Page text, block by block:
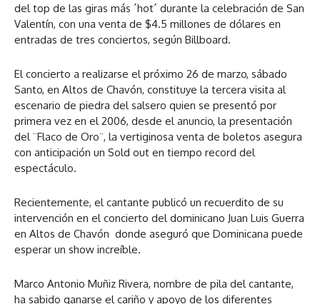
del top de las giras más ´hot´ durante la celebración de San
Valentín, con una venta de $4.5 millones de dólares en
entradas de tres conciertos, según Billboard.
El concierto a realizarse el próximo 26 de marzo, sábado
Santo, en Altos de Chavón, constituye la tercera visita al
escenario de piedra del salsero quien se presentó por
primera vez en el 2006, desde el anuncio, la presentación
del ¨Flaco de Oro¨, la vertiginosa venta de boletos asegura
con anticipación un Sold out en tiempo record del
espectáculo.
Recientemente, el cantante publicó un recuerdito de su
intervención en el concierto del dominicano Juan Luis Guerra
en Altos de Chavón donde aseguró que Dominicana puede
esperar un show increíble.
Marco Antonio Muñiz Rivera, nombre de pila del cantante,
ha sabido ganarse el cariño y apoyo de los diferentes